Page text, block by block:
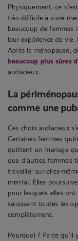
Physiquement, ce
très difficile à vivre
beaucoup de femmes
leur expérience de vie.
Après la ménopause,
beaucoup plus sûres
audacieux.
La
comme une
Ces choix audacieux
Certaines femmes
quittent un mariage
que d’autres femmes
travailler sur elles-
mental. Elles
pour lesquels elles ont
saisissent toutes les
complètement.
Pourquoi ? Parce qu’il